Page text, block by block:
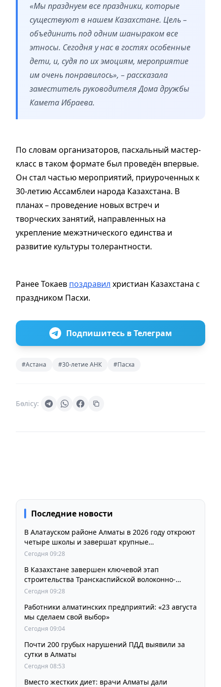
«Мы празднуем все праздники, которые
существуют в нашем Казахстане. Цель –
объединить под одним шаныраком все
этносы. Сегодня у нас в гостях особенные
дети, и, судя по их эмоциям, мероприятие
им очень понравилось», – рассказала
заместитель руководителя Дома дружбы
Камета Ибраева.
По словам организаторов, пасхальный мастер-
класс в таком формате был проведён впервые.
Он стал частью мероприятий, приуроченных к
30-летию Ассамблеи народа Казахстана. В
планах – проведение новых встреч и
творческих занятий, направленных на
укрепление межэтнического единства и
развитие культуры толерантности.
Ранее Токаев поздравил христиан Казахстана с
праздником Пасхи.
Подпишитесь в Телеграм
#Астана #30-летие АНК #Пасха
Бөлісу:
Последние новости
В Алатауском районе Алматы в 2026 году откроют
четыре школы и завершат крупные
инфраструктурные проекты
Сегодня 09:28
В Казахстане завершен ключевой этап
строительства Транскаспийской волоконно-
оптической линии связи
Сегодня 09:28
Работники алматинских предприятий: «23 августа
мы сделаем свой выбор»
Сегодня 09:04
Почти 200 грубых нарушений ПДД выявили за
сутки в Алматы
Сегодня 08:53
Вместо жестких диет: врачи Алматы дали